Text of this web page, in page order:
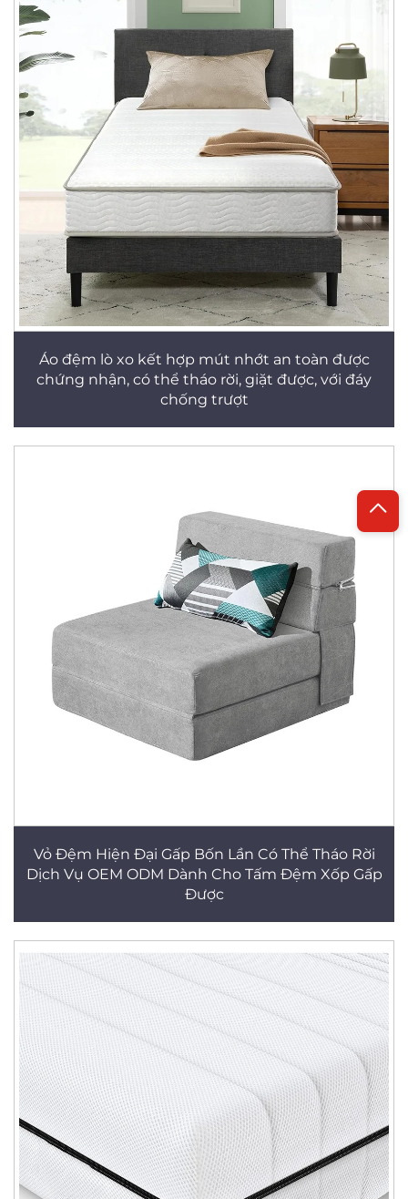
Áo đệm lò xo kết hợp mút nhớt an toàn được
chứng nhận, có thể tháo rời, giặt được, với đáy
chống trượt
Vỏ Đệm Hiện Đại Gấp Bốn Lần Có Thể Tháo Rời
Dịch Vụ OEM ODM Dành Cho Tấm Đệm Xốp Gấp
Được